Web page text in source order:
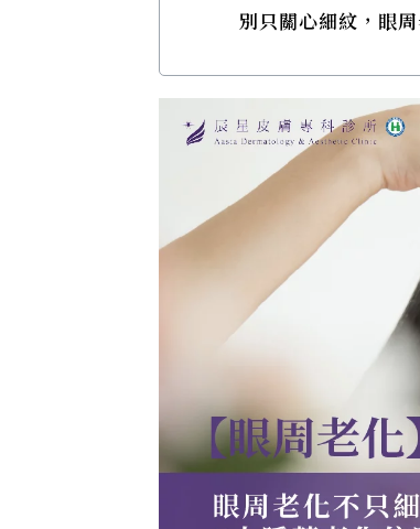
別只關心細紋，眼